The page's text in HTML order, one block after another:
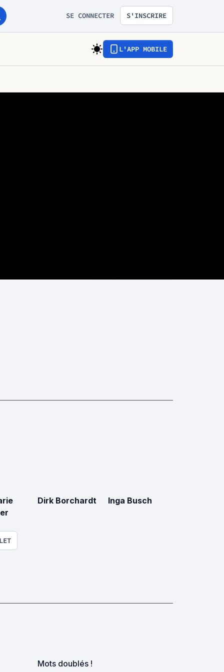
SE CONNECTER S'INSCRIRE
L'APP MOBILE
Dirk Borchardt Inga Busch
Mots doublés !